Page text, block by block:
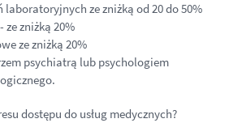
laboratoryjnych ze zniżką od 20 do 50%
ze zniżką 20%
ze zniżką 20%
psychiatrą lub psychologiem
dostępu do usług medycznych?